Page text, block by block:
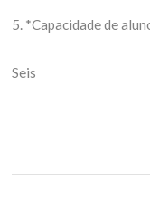
5. *Capacidade de
Seis